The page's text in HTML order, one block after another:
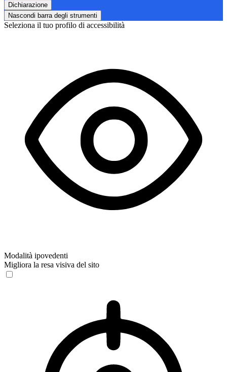
Dichiarazione
Nascondi barra degli strumenti
Seleziona il tuo profilo di accessibilità
Modalità ipovedenti
Migliora la resa visiva del sito